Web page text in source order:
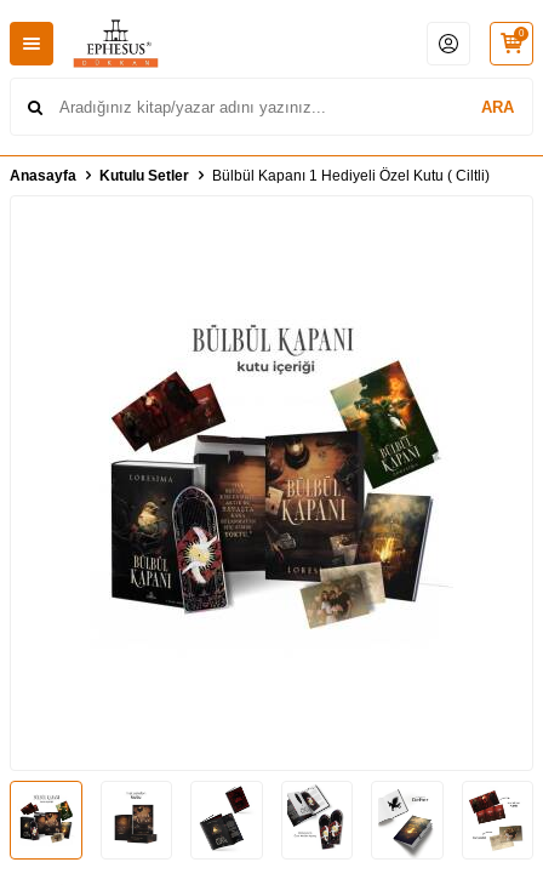
ARA
0
Anasayfa Kutulu Setler Bülbül Kapanı 1 Hediyeli Özel Kutu ( Ciltli)